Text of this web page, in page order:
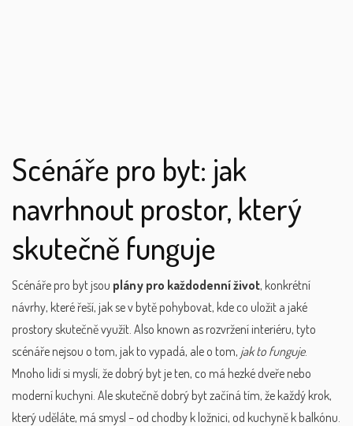
Scénáře pro byt: jak
navrhnout prostor, který
skutečně funguje
Scénáře pro byt jsou plány pro každodenní život, konkrétní
návrhy, které řeší, jak se v bytě pohybovat, kde co uložit a jaké
prostory skutečně využít. Also known as rozvržení interiéru, tyto
scénáře nejsou o tom, jak to vypadá, ale o tom, jak to funguje.
Mnoho lidí si myslí, že dobrý byt je ten, co má hezké dveře nebo
moderní kuchyni. Ale skutečně dobrý byt začíná tím, že každý krok,
který uděláte, má smysl – od chodby k ložnici, od kuchyně k balkónu.